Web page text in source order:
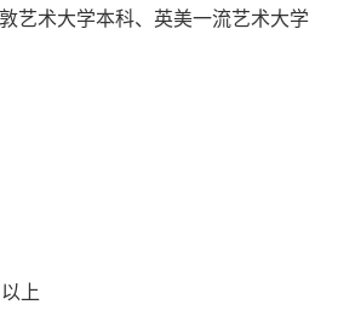
术大学本科、英美一流艺术大学
上